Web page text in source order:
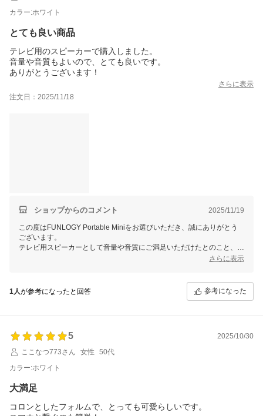
カラー:ホワイト
とても良い商品
テレビ用のスピーカーで購入しました。
音量や音質もよいので、とても良いです。
ありがとうございます！
さらに表示
注文日：2025/11/18
ショップからのコメント 2025/11/19
この度はFUNLOGY Portable Miniをお選びいただき、誠にありがとう
ございます。
テレビ用スピーカーとして音量や音質にご満足いただけたとのこと、大
またのご利用を心よりお待ちしております！
さらに表示
1人が参考になったと回答 参考になった
5
2025/10/30
ここなつ773さん
女性
50代
カラー:ホワイト
大満足
コロンとしたフォルムで、とっても可愛らしいです。